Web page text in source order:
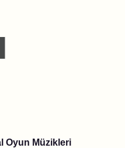
Oyun Müzikleri